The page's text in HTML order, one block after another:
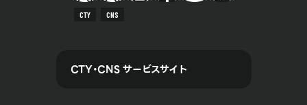
CTY CNS
CTY・CNS サービスサイト